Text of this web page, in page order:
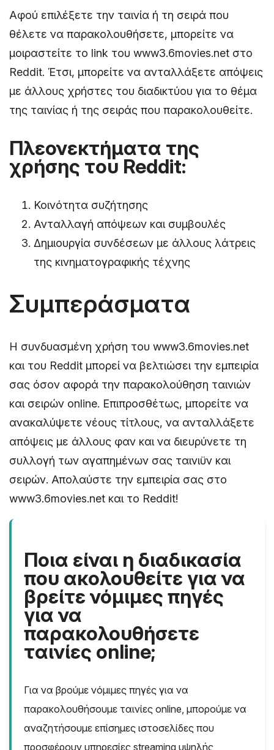
Αφού επιλέξετε την ταινία ή τη σειρά που
θέλετε να παρακολουθήσετε, μπορείτε να
μοιραστείτε το link του www3.6movies.net στο
Reddit. Έτσι, μπορείτε να ανταλλάξετε απόψεις
με άλλους χρήστες του διαδικτύου για το θέμα
της ταινίας ή της σειράς που παρακολουθείτε.
Πλεονεκτήματα της
χρήσης του Reddit:
Κοινότητα συζήτησης
Ανταλλαγή απόψεων και συμβουλές
Δημιουργία συνδέσεων με άλλους λάτρεις
της κινηματογραφικής τέχνης
Συμπεράσματα
Η συνδυασμένη χρήση του www3.6movies.net
και του Reddit μπορεί να βελτιώσει την εμπειρία
σας όσον αφορά την παρακολούθηση ταινιών
και σειρών online. Επιπροσθέτως, μπορείτε να
ανακαλύψετε νέους τίτλους, να ανταλλάξετε
απόψεις με άλλους φαν και να διευρύνετε τη
συλλογή των αγαπημένων σας ταινιϋν και
σειρών. Απολαύστε την εμπειρία σας στο
www3.6movies.net και το Reddit!
Ποια είναι η διαδικασία
που ακολουθείτε για να
βρείτε νόμιμες πηγές
για να
παρακολουθήσετε
ταινίες online;
Για να βρούμε νόμιμες πηγές για να
παρακολουθήσουμε ταινίες online, μπορούμε να
αναζητήσουμε επίσημες ιστοσελίδες που
προσφέρουν υπηρεσίες streaming υψηλής